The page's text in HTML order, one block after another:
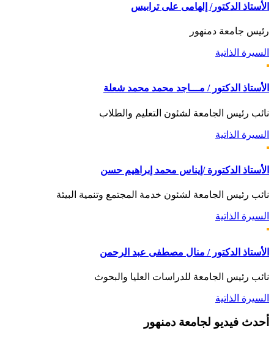
الأستاذ الدكتور/ إلهامى على ترابيس
رئيس جامعة دمنهور
السيرة الذاتية
الأستاذ الدكتور / مـــاجد محمد محمد شعلة
نائب رئيس الجامعة لشئون التعليم والطلاب
السيرة الذاتية
الأستاذ الدكتورة /إيناس محمد إبراهيم حسن
نائب رئيس الجامعة لشئون خدمة المجتمع وتنمية البيئة
السيرة الذاتية
الأستاذ الدكتور / منال مصطفى عبد الرحمن
نائب رئيس الجامعة للدراسات العليا والبحوث
السيرة الذاتية
أحدث فيديو لجامعة دمنهور